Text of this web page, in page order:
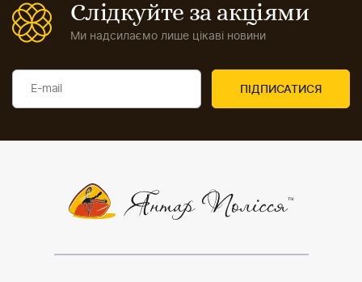
Слідкуйте за акціями
Ми надсилаємо лише цікаві новини